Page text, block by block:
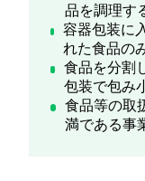
品を調理す
容器包装に
れた食品の
食品を分割
包装で包み
食品等の取
満である事